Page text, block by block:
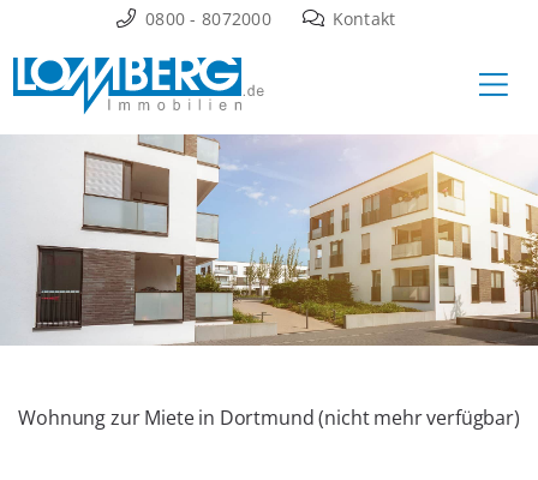
Inhalt
springen
0800 - 8072000 Kontakt
Wohnung zur Miete in Dortmund (nicht mehr verfügbar)